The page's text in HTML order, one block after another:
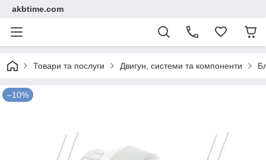
akbtime.com
Товари та послуги Двигун, системи та компоненти
–10%